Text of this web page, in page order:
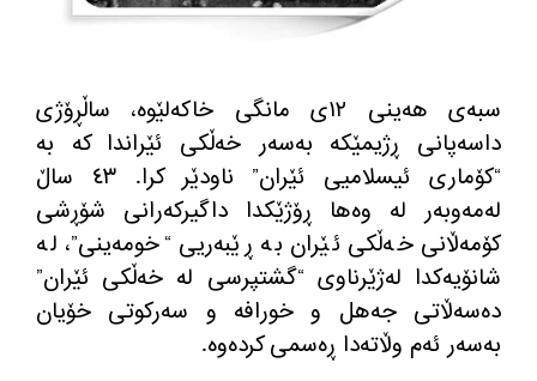
سبه‌ی هه‌ینی ١٢ی مانگی خاكه‌لێوه‌، ساڵڕۆژی
داسه‌پانی ڕژیمێكه‌ به‌سه‌ر خه‌ڵكی ئێراندا كه‌ به‌
“كۆماری ئیسلامیی ئێران” ناودێر كرا. ٤٣ ساڵ
له‌مه‌وبه‌ر له‌ وه‌ها ڕۆژێكدا داگیركه‌رانی شۆڕشی
كۆمه‌ڵانی خه‌ڵكی ئێران به‌ ڕێبه‌ریی “خومه‌ینی”، له‌
شانۆیه‌كدا له‌ژێرناوی “گشتپرسی له‌ خه‌ڵكی ئێران”
ده‌سه‌ڵاتی جه‌هل و خورافه‌ و سه‌ركوتی خۆیان
به‌سه‌ر ئه‌م وڵاته‌دا ڕه‌سمی كرده‌وه‌.